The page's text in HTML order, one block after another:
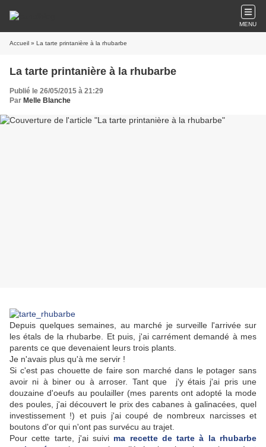
MENU
Accueil » La tarte printanière à la rhubarbe
La tarte printanière à la rhubarbe
Publié le 26/05/2015 à 21:29
Par Melle Blanche
Depuis quelques semaines, au marché je surveille l'arrivée sur
les étals de la rhubarbe. Et puis, j'ai carrément demandé à mes
parents ce que devenaient leurs trois plants.
Je n'avais plus qu'à me servir !
Si c'est pas chouette de faire son marché dans le potager sans
avoir ni à biner ou à arroser. Tant que j'y étais j'ai pris une
douzaine d'oeufs au poulailler (mes parents ont adopté la mode
des poules, j'ai découvert le prix des cabanes à galinacées, quel
investissement !) et puis j'ai coupé de nombreux narcisses et
boutons d'or qui n'ont pas survécu au trajet.
Pour cette tarte, j'ai suivi ma recette de tarte à la rhubarbe